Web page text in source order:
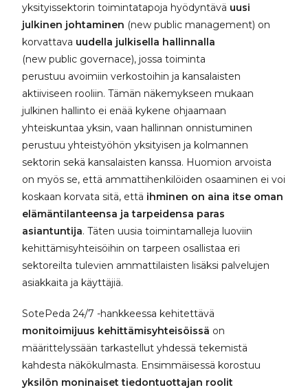
yksityissektorin toimintatapoja hyödyntävä uusi
julkinen johtaminen (new public management) on
korvattava uudella julkisella hallinnalla
(new public governace), jossa toiminta
perustuu avoimiin verkostoihin ja kansalaisten
aktiiviseen rooliin. Tämän näkemykseen mukaan
julkinen hallinto ei enää kykene ohjaamaan
yhteiskuntaa yksin, vaan hallinnan onnistuminen
perustuu yhteistyöhön yksityisen ja kolmannen
sektorin sekä kansalaisten kanssa. Huomion arvoista
on myös se, että ammattihenkilöiden osaaminen ei voi
koskaan korvata sitä, että ihminen on aina itse oman
elämäntilanteensa ja tarpeidensa paras
asiantuntija. Täten uusia toimintamalleja luoviin
kehittämisyhteisöihin on tarpeen osallistaa eri
sektoreilta tulevien ammattilaisten lisäksi palvelujen
asiakkaita ja käyttäjiä.
SotePeda 24/7 -hankkeessa kehitettävä
monitoimijuus kehittämisyhteisöissä on
määrittelyssään tarkastellut yhdessä tekemistä
kahdesta näkökulmasta. Ensimmäisessä korostuu
yksilön moninaiset tiedontuottajan roolit